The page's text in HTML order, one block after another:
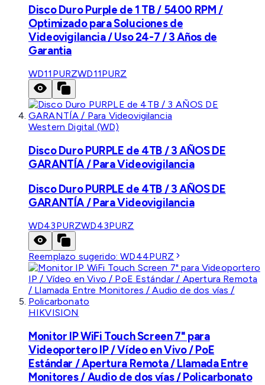
Disco Duro Purple de 1 TB / 5400 RPM /
Optimizado para Soluciones de
Videovigilancia / Uso 24-7 / 3 Años de
Garantia
WD11PURZWD11PURZ
Western Digital (WD)
Disco Duro PURPLE de 4TB / 3 AÑOS DE
GARANTÍA / Para Videovigilancia
Disco Duro PURPLE de 4TB / 3 AÑOS DE
GARANTÍA / Para Videovigilancia
WD43PURZWD43PURZ
Reemplazo sugerido:WD44PURZ
HIKVISION
Monitor IP WiFi Touch Screen 7" para
Videoportero IP / Vídeo en Vivo / PoE
Estándar / Apertura Remota / Llamada Entre
Monitores / Audio de dos vías / Policarbonato